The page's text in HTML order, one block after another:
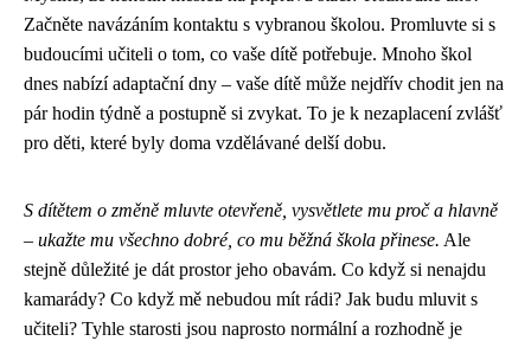
Začněte navázáním kontaktu s vybranou školou. Promluvte si s
budoucími učiteli o tom, co vaše dítě potřebuje. Mnoho škol
dnes nabízí adaptační dny – vaše dítě může nejdřív chodit jen na
pár hodin týdně a postupně si zvykat. To je k nezaplacení zvlášť
pro děti, které byly doma vzdělávané delší dobu.
S dítětem o změně mluvte otevřeně, vysvětlete mu proč a hlavně
– ukažte mu všechno dobré, co mu běžná škola přinese. Ale
stejně důležité je dát prostor jeho obavám. Co když si nenajdu
kamarády? Co když mě nebudou mít rádi? Jak budu mluvit s
učiteli? Tyhle starosti jsou naprosto normální a rozhodně je